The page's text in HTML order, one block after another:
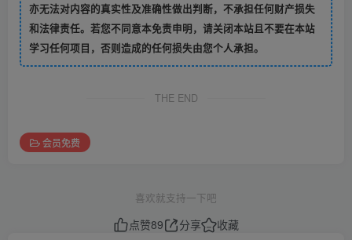
亦无法对内容的真实性及准确性做出判断，不承担任何财产损失
和法律责任。若您不同意本免责申明，请关闭本站且不要在本站
学习任何项目，否则造成的任何损失由您个人承担。
THE END
会员免费
喜欢就支持一下吧
点赞89 分享
收藏